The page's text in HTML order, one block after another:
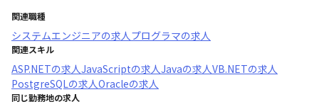
関連職種
システムエンジニアの求人プログラマの求人
関連スキル
ASP.NETの求人JavaScriptの求人Javaの求人VB.NETの求人
PostgreSQLの求人Oracleの求人
同じ勤務地の求人